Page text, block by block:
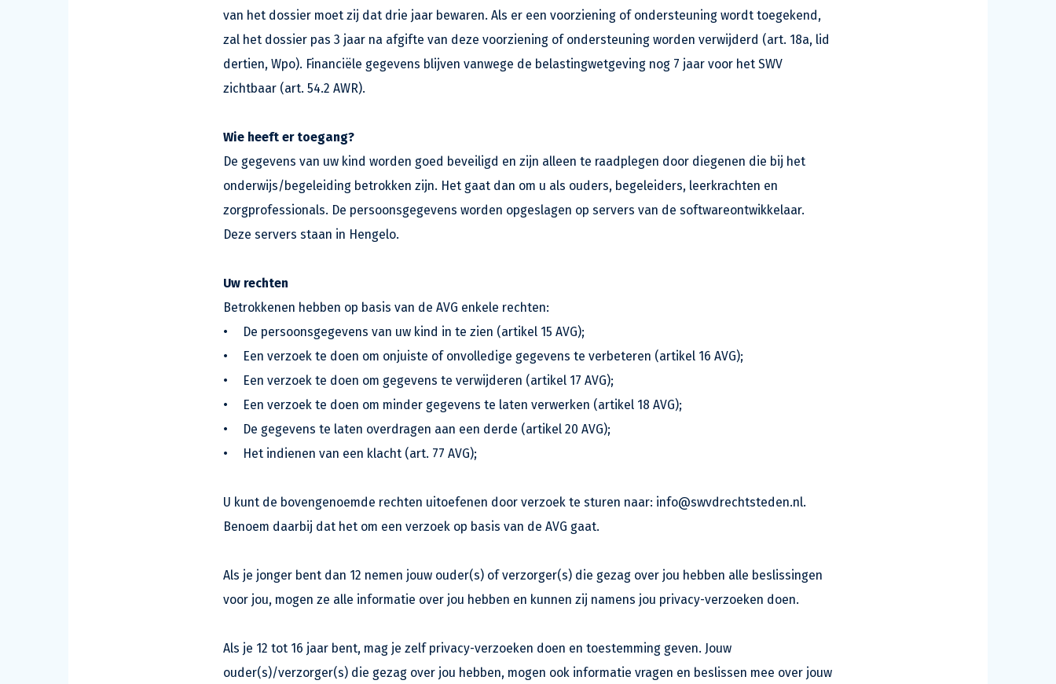
van het dossier moet zij dat drie jaar bewaren. Als er een voorziening of ondersteuning wordt toegekend,
zal het dossier pas 3 jaar na afgifte van deze voorziening of ondersteuning worden verwijderd (art. 18a, lid
dertien, Wpo). Financiële gegevens blijven vanwege de belastingwetgeving nog 7 jaar voor het SWV
zichtbaar (art. 54.2 AWR).
Wie heeft er toegang?
De gegevens van uw kind worden goed beveiligd en zijn alleen te raadplegen door diegenen die bij het
onderwijs/begeleiding betrokken zijn. Het gaat dan om u als ouders, begeleiders, leerkrachten en
zorgprofessionals. De persoonsgegevens worden opgeslagen op servers van de softwareontwikkelaar.
Deze servers staan in Hengelo.
Uw rechten
Betrokkenen hebben op basis van de AVG enkele rechten:
•
De persoonsgegevens van uw kind in te zien (artikel 15 AVG);
•
Een verzoek te doen om onjuiste of onvolledige gegevens te verbeteren (artikel 16 AVG);
•
Een verzoek te doen om gegevens te verwijderen (artikel 17 AVG);
•
Een verzoek te doen om minder gegevens te laten verwerken (artikel 18 AVG);
•
De gegevens te laten overdragen aan een derde (artikel 20 AVG);
•
Het indienen van een klacht (art. 77 AVG);
U kunt de bovengenoemde rechten uitoefenen door verzoek te sturen naar: info@swvdrechtsteden.nl.
Benoem daarbij dat het om een verzoek op basis van de AVG gaat.
Als je jonger bent dan 12 nemen jouw ouder(s) of verzorger(s) die gezag over jou hebben alle beslissingen
voor jou, mogen ze alle informatie over jou hebben en kunnen zij namens jou privacy-verzoeken doen.
Als je 12 tot 16 jaar bent, mag je zelf privacy-verzoeken doen en toestemming geven. Jouw
ouder(s)/verzorger(s) die gezag over jou hebben, mogen ook informatie vragen en beslissen mee over jouw